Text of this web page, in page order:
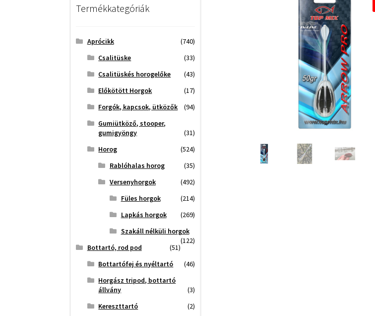
Termékkategóriák
Aprócikk
(740)
Csalitüske
(33)
Csalitüskés horogelőke
(43)
Előkötött Horgok
(17)
Forgók, kapcsok, ütközők
(94)
Gumiütköző, stooper,
gumigyöngy
(31)
Horog
(524)
Rablóhalas horog
(35)
Versenyhorgok
(492)
Füles horgok
(214)
Lapkás horgok
(269)
Szakáll nélküli horgok
(122)
Bottartó, rod pod
(51)
Bottartófej és nyéltartó
(46)
Horgász tripod, bottartó
állvány
(3)
Kereszttartó
(2)